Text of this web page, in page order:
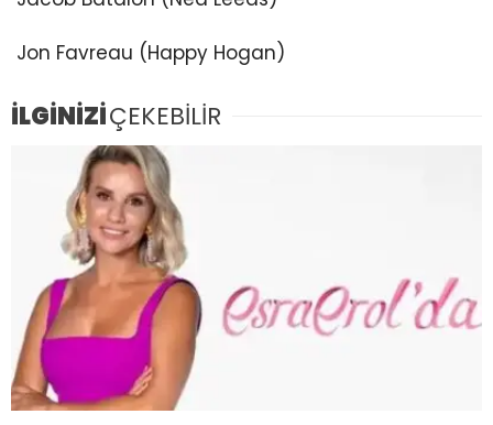
Jon Favreau (Happy Hogan)
İLGİNİZİÇEKEBİLİR